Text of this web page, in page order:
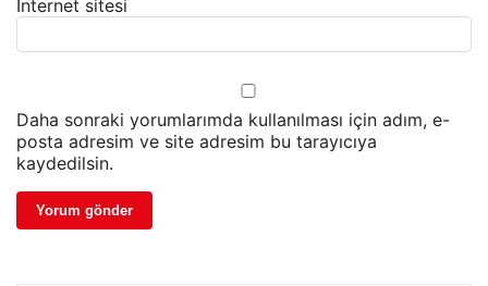
İnternet sitesi
Daha sonraki yorumlarımda kullanılması için adım, e-
posta adresim ve site adresim bu tarayıcıya
kaydedilsin.